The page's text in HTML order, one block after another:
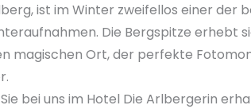
ist im Winter zweifellos einer der
Die Bergspitze erhebt
magischen Ort, der perfekte
bei uns im Hotel Die Arlbergerin